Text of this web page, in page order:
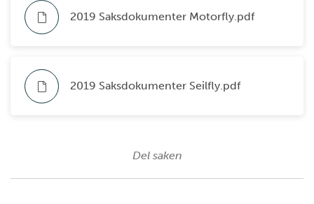
2019 Saksdokumenter Motorfly.pdf
2019 Saksdokumenter Seilfly.pdf
Del saken